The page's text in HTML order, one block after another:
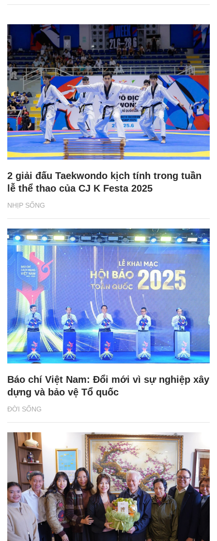
NHỊP SỐNG
2 giải đấu Taekwondo kịch tính trong tuần
lễ thể thao của CJ K Festa 2025
ĐỜI SỐNG
Báo chí Việt Nam: Đổi mới vì sự nghiệp xây
dựng và bảo vệ Tổ quốc